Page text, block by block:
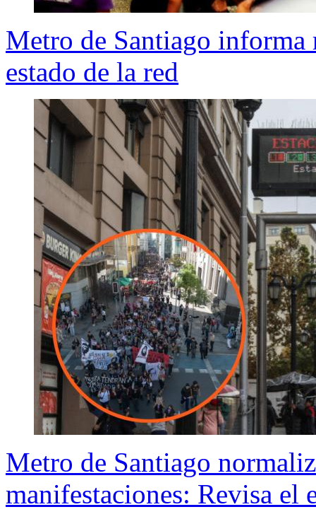
Metro de Santiago informa
estado de la red
Metro de Santiago
manifestaciones: Revisa el